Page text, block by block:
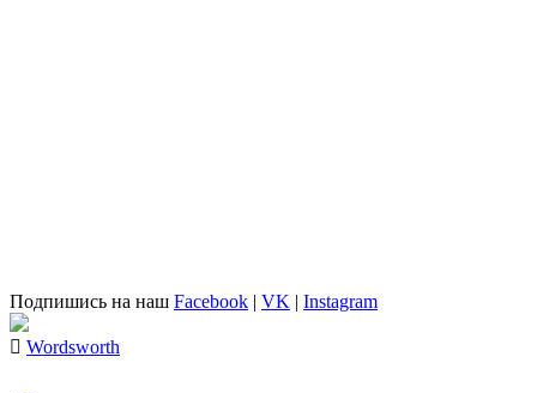
Подпишись на наш Facebook | VK | Instagram
Wordsworth